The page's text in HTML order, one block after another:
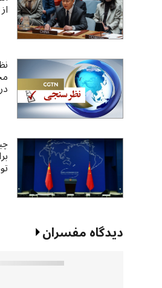
دیدگاه مفسران